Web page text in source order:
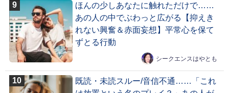
ほんの少しあなたに触れただけで……
あの人の中でぶわっと広がる【抑えき
れない興奮＆赤面妄想】平常心を保て
ずとる行動
シークエンスはやとも
既読・未読スルー/音信不通……「これ